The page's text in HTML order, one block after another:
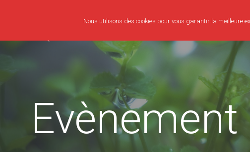
Evènement
Nous utilisons des cookies pour vous garantir la meilleure